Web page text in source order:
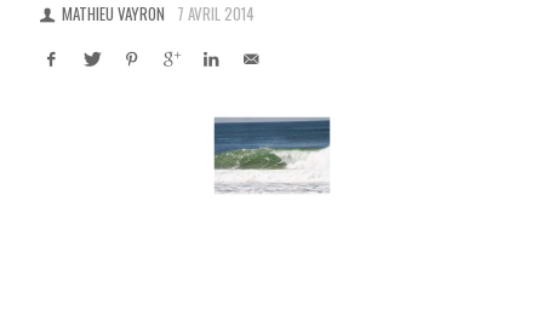
MATHIEU VAYRON 7 AVRIL 2014